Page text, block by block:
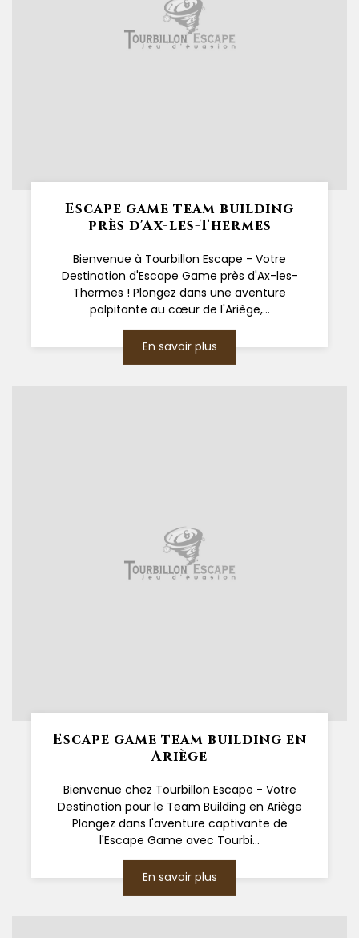
Escape game team building
près d'Ax-les-Thermes
Bienvenue à Tourbillon Escape - Votre
Destination d'Escape Game près d'Ax-les-
Thermes ! Plongez dans une aventure
palpitante au cœur de l'Ariège,...
En savoir plus
Escape game team building en
Ariège
Bienvenue chez Tourbillon Escape - Votre
Destination pour le Team Building en Ariège
Plongez dans l'aventure captivante de
l'Escape Game avec Tourbi...
En savoir plus